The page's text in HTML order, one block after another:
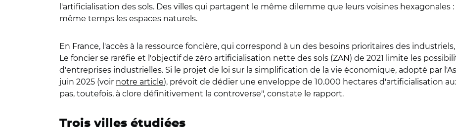
l'artificialisation des sols. Des villes qui partagent le même dilemme que leurs voisines hexagonales
même temps les espaces naturels.
En France, l'accès à la ressource foncière, qui correspond à un des besoins prioritaires des
Le foncier se raréfie et l'objectif de zéro artificialisation nette des sols (ZAN) de 2021 limite les
d'entreprises industrielles. Si le projet de loi sur la simplification de la vie économique, adopté par
juin 2025 (voir notre article), prévoit de dédier une enveloppe de 10.000 hectares d'artificialisation
pas, toutefois, à clore définitivement la controverse", constate le rapport.
Trois villes étudiées